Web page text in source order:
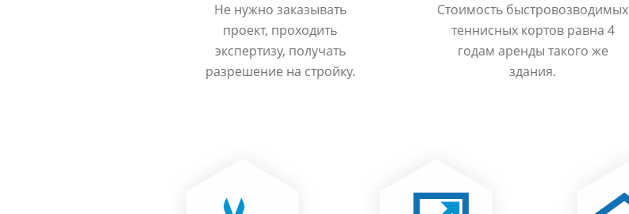
Не нужно заказывать
проект, проходить
экспертизу, получать
разрешение на стройку.
Стоимость быстровозводимых
теннисных кортов равна 4
годам аренды такого же
здания.